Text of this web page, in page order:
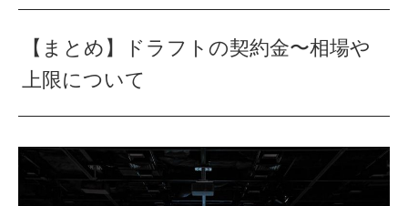
【まとめ】ドラフトの契約金〜相場や
上限について